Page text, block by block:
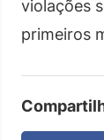
violações
primeiros